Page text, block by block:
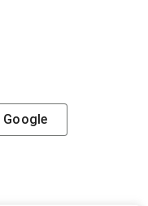
Google